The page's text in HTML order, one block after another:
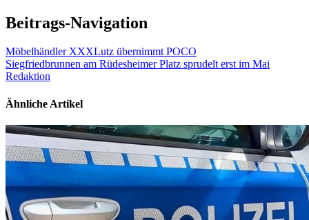
Beitrags-Navigation
Möbelhändler XXXLutz übernimmt POCO
Siegfriedbrunnen am Rüdesheimer Platz sprudelt erst im Mai
Redaktion
Ähnliche Artikel